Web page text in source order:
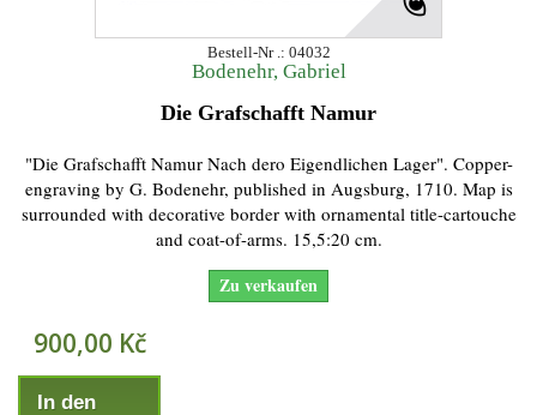
Bestell-Nr .: 04032
Bodenehr, Gabriel
Die Grafschafft Namur
"Die Grafschafft Namur Nach dero Eigendlichen Lager". Copper-
engraving by G. Bodenehr, published in Augsburg, 1710. Map is
surrounded with decorative border with ornamental title-cartouche
and coat-of-arms. 15,5:20 cm.
Zu verkaufen
900,00 Kč
In den